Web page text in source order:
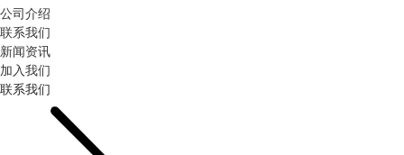
公司介绍
联系我们
新闻资讯
加入我们
联系我们